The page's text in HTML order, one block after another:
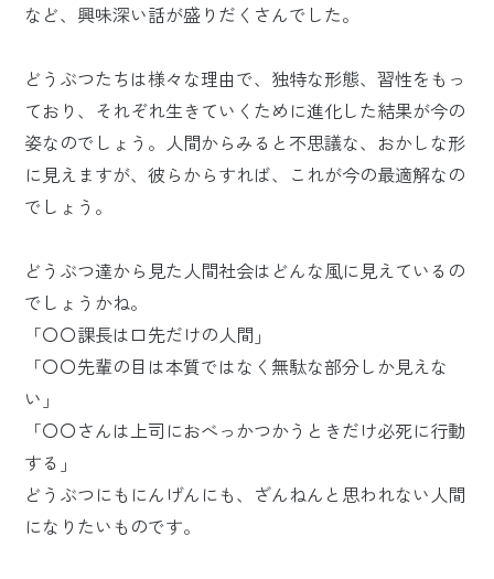
など、興味深い話が盛りだくさんでした。
どうぶつたちは様々な理由で、独特な形態、習性をもっ
ており、それぞれ生きていくために進化した結果が今の
姿なのでしょう。人間からみると不思議な、おかしな形
に見えますが、彼らからすれば、これが今の最適解なの
でしょう。
どうぶつ達から見た人間社会はどんな風に見えているの
でしょうかね。
「〇〇課長は口先だけの人間」
「〇〇先輩の目は本質ではなく無駄な部分しか見えな
い」
「〇〇さんは上司におべっかつかうときだけ必死に行動
する」
どうぶつにもにんげんにも、ざんねんと思われない人間
になりたいものです。